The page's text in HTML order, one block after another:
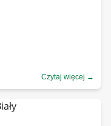
Czytaj więcej →